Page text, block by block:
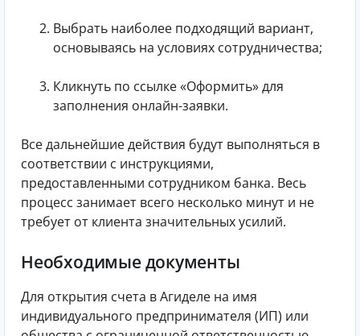
Выбрать наиболее подходящий вариант,
основываясь на условиях сотрудничества;
Кликнуть по ссылке «Оформить» для
заполнения онлайн-заявки.
Все дальнейшие действия будут выполняться в
соответствии с инструкциями,
предоставленными сотрудником банка. Весь
процесс занимает всего несколько минут и не
требует от клиента значительных усилий.
Необходимые документы
Для открытия счета в Агиделе на имя
индивидуального предпринимателя (ИП) или